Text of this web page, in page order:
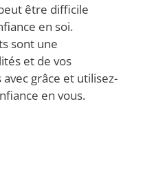
être difficile
en soi.
sont une
et de vos
grâce et utilisez-
en vous.